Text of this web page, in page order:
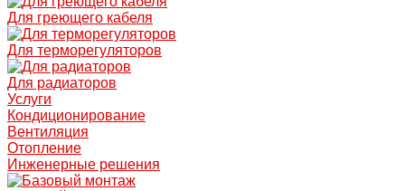
Для греющего кабеля
Для терморегуляторов
Для радиаторов
Услуги
Кондиционирование
Вентиляция
Отопление
Инженерные решения